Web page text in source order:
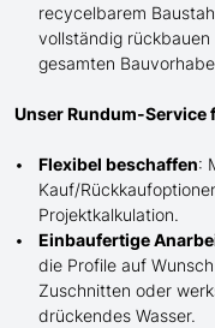
recycelbarem
vollständig
gesamten
Unser Rundum-Service
Flexibel beschaffen:
Kauf/
Projektkalkulation.
Einbaufertige
die Profile auf Wunsch
Zuschnitten oder
drückendes Wasser.